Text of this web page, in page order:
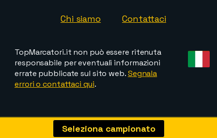
Chi siamo Contattaci
TopMarcatori.it non può essere ritenuta
responsabile per eventuali informazioni
errate pubblicate sul sito web.Segnala
errori o contattaci qui.
Seleziona campionato